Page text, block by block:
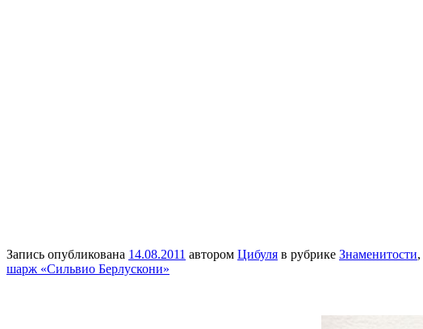
Запись опубликована 14.08.2011 автором Цибуля в рубрике Знаменитости,
шарж «Сильвио Берлускони»